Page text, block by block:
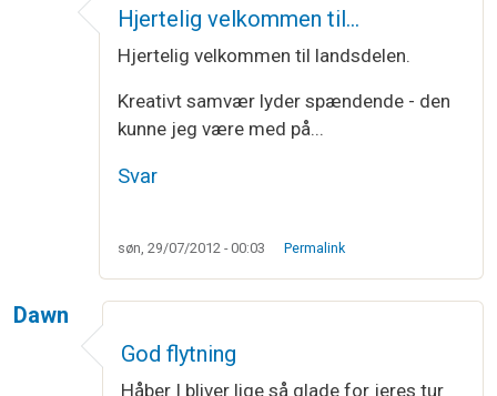
Hjertelig velkommen til…
Hjertelig velkommen til landsdelen.
Kreativt samvær lyder spændende - den
kunne jeg være med på...
Svar
søn, 29/07/2012 - 00:03 Permalink
Dawn
God flytning
Håber I bliver lige så glade for jeres tur